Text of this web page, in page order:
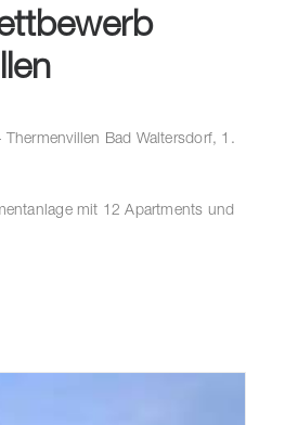
Bad Waltersdorf, 1.
mit 12 Apartments und